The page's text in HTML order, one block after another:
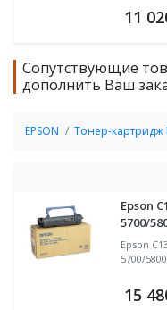
11
Сопутствующие
дополнить Ваш
EPSON Тонер-картридж
Epson
5700/
Epson
5700/
15